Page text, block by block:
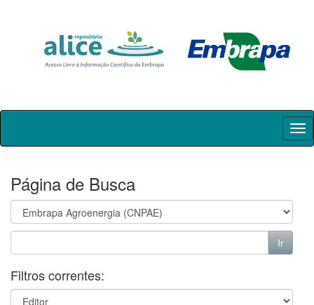
Skip
Página de Busca
Filtros correntes: